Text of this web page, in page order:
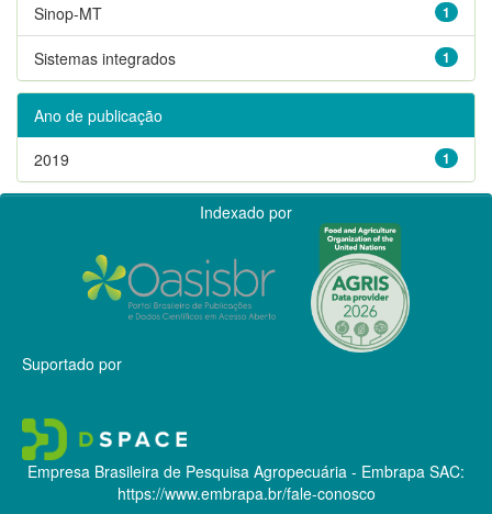
1
Sinop-MT
1
Sistemas integrados
Ano de publicação
1
2019
Indexado por
Suportado por
Empresa Brasileira de Pesquisa Agropecuária - Embrapa SAC:
https://www.embrapa.br/fale-conosco